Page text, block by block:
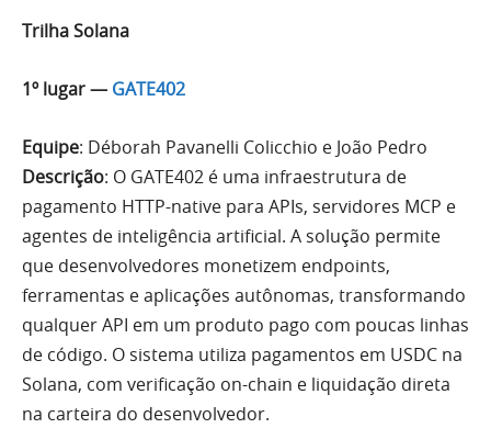
Trilha Solana
1º lugar — GATE402
Equipe: Déborah Pavanelli Colicchio e João Pedro
Descrição: O GATE402 é uma infraestrutura de
pagamento HTTP-native para APIs, servidores MCP e
agentes de inteligência artificial. A solução permite
que desenvolvedores monetizem endpoints,
ferramentas e aplicações autônomas, transformando
qualquer API em um produto pago com poucas linhas
de código. O sistema utiliza pagamentos em USDC na
Solana, com verificação on-chain e liquidação direta
na carteira do desenvolvedor.